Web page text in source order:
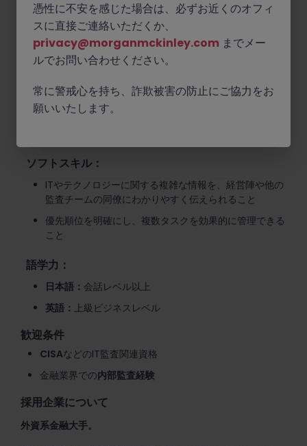
チームの目標に沿って複数タスクを同時進行で管理する
こと
必須条件
IT監査、ITリスク管理 などの関連実務経験4年以上
ソフトスキル：
ITやテクノロジーに関する複雑な情報を、経営陣や他の
監査チームの同僚にわかりやすく伝えられること
優先順位を明確にし、複数タスクを効果的に管理できる
こと
語学力：
日本語： 会話レベル以上
英語： 上級ビジネスレベル
歓迎条件
CISAなどのIT監査関連資格
金融業界での内部監査経験
採用企業について
外資系金融大手。
憑性に不安を感じた場合は、必ずお近くのオフィ
スに直接ご連絡いただくか、
privacy@morganmckinley.com までメー
ルでお問い合わせください。
常に警戒心を持ち、詐欺被害の防止にご協力をお
願いいたします。